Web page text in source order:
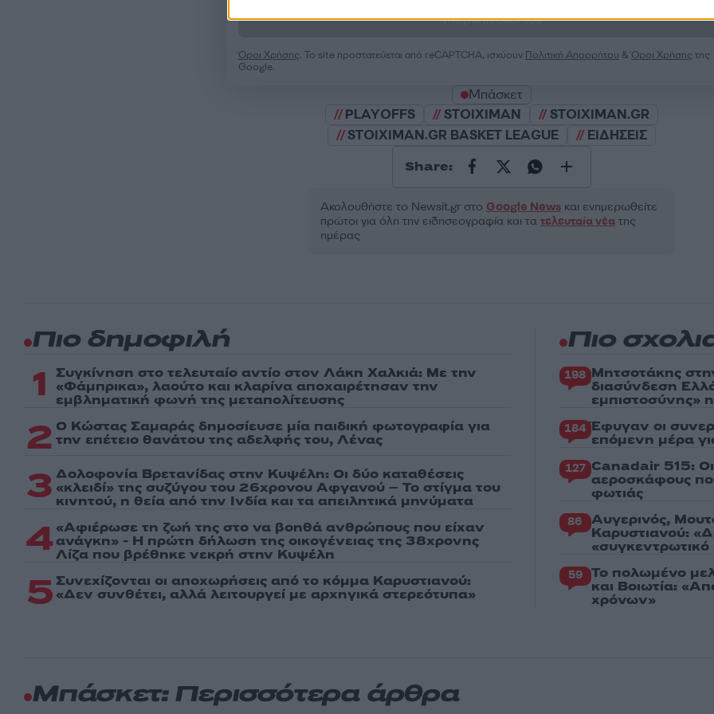
Υποβολή σχολίου
Όροι Χρήσης. Το site προστατεύεται από reCAPTCHA, ισχύουν Πολιτική Απορρήτου &Όροι Χρήσης της
Google.
Μπάσκετ
PLAYOFFS
STOIXIMAN
STOIXIMAN.GR
STOIXIMAN.GR BASKET LEAGUE
ΕΙΔΗΣΕΙΣ
Share:
Ακολουθήστε το Νewsit.gr στο Google Newsκαι ενημερωθείτε
πρώτοι για όλη την ειδησεογραφία και τα τελευταία νέατης
ημέρας
Πιο δημοφιλή
1 Συγκίνηση στο τελευταίο αντίο στον Λάκη Χαλκιά: Με την
«Φάμπρικα», λαούτο και κλαρίνα αποχαιρέτησαν την
εμβληματική φωνή της μεταπολίτευσης
2 Ο Κώστας Σαμαράς δημοσίευσε μία παιδική φωτογραφία για
την επέτειο θανάτου της αδελφής του, Λένας
3 Δολοφονία Βρετανίδας στην Κυψέλη: Οι δύο καταθέσεις
«κλειδί» της συζύγου του 26χρονου Αφγανού – Το στίγμα του
κινητού, η θεία από την Ινδία και τα απειλητικά μηνύματα
4 «Αφιέρωσε τη ζωή της στο να βοηθά ανθρώπους που είχαν
ανάγκη» - Η πρώτη δήλωση της οικογένειας της 38χρονης
Λίζα που βρέθηκε νεκρή στην Κυψέλη
5 Συνεχίζονται οι αποχωρήσεις από το κόμμα Καρυστιανού:
«Δεν συνθέτει, αλλά λειτουργεί με αρχηγικά στερεότυπα»
Πιο
198 Μητσοτάκης
διασύνδεση
εμπιστοσύνης»
184 Έφυγαν οι
επόμενη μέρα
127 Canadair 515:
αεροσκάφους
φωτιάς
86 Αυγερινός,
Καρυστιανού:
59 Το πολωμένο
και Βοιωτία:
χρόνων»
Μπάσκετ: Περισσότερα άρθρα